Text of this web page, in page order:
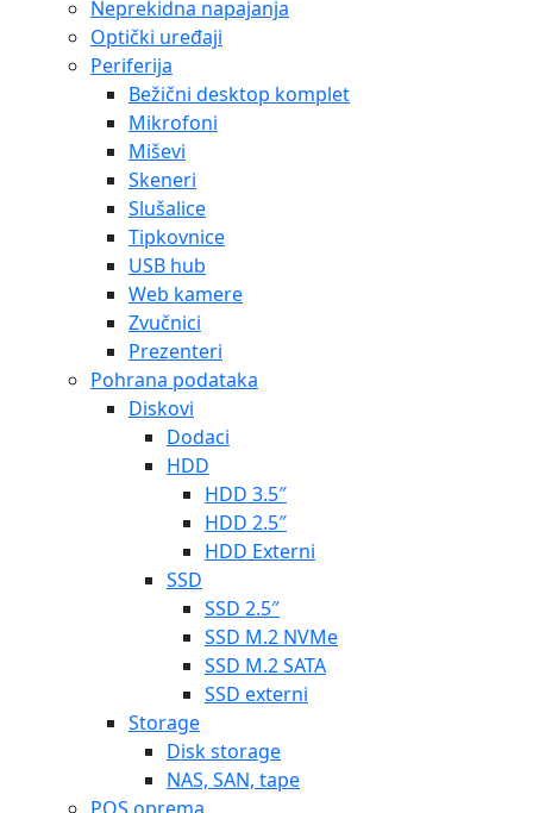
Neprekidna napajanja
Optički uređaji
Periferija
Bežični desktop komplet
Mikrofoni
Miševi
Skeneri
Slušalice
Tipkovnice
USB hub
Web kamere
Zvučnici
Prezenteri
Pohrana podataka
Diskovi
Dodaci
HDD
HDD 3.5″
HDD 2.5″
HDD Externi
SSD
SSD 2.5″
SSD M.2 NVMe
SSD M.2 SATA
SSD externi
Storage
Disk storage
NAS, SAN, tape